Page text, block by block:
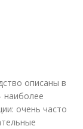
описаны в
наиболее
очень часто